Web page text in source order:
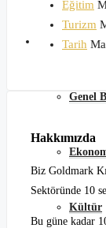
Kuzey Kıbrıs
Genel
Kültür
Eğitim
Turizm
Tarih
Hakkımızda
Biz Goldmark
Sektöründe 10
Bu güne kadar